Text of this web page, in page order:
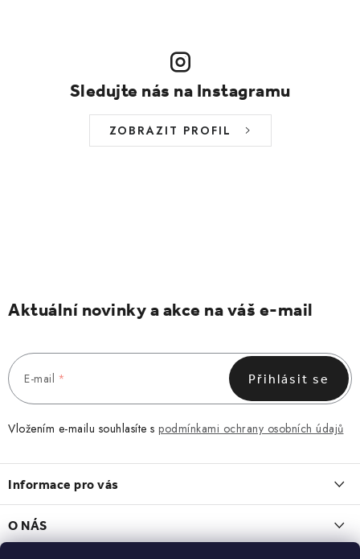
Sledujte nás na Instagramu
ZOBRAZIT PROFIL
Aktuální novinky a akce na váš e-mail
E-mail
Vložením e-mailu souhlasíte s podmínkami ochrany osobních údajů
Přihlásit se
á
p
t
Informace pro vás
Obchodní podmínky
Vrácení a reklamace
O NÁS